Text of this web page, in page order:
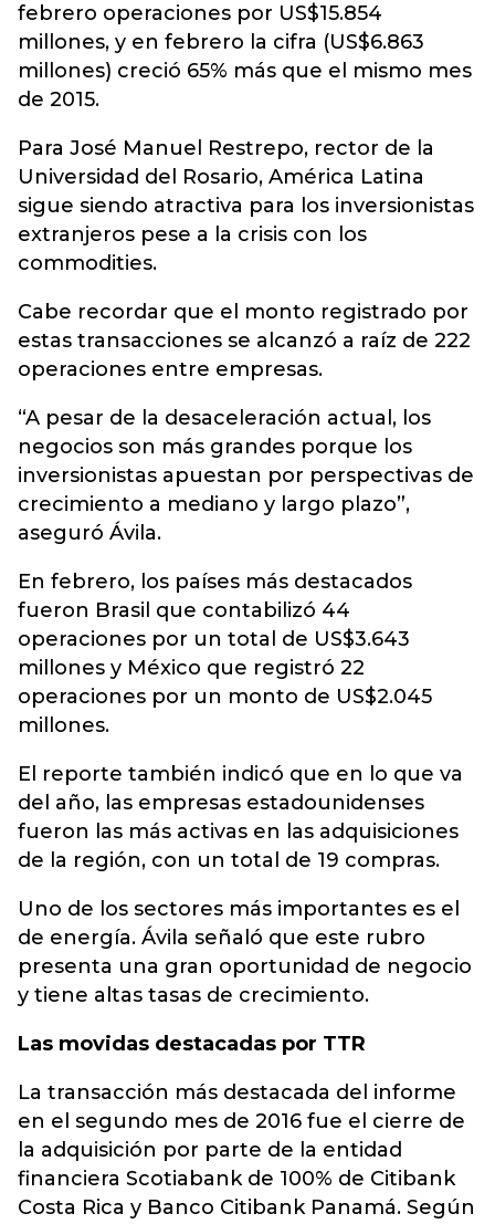
febrero operaciones por US$15.854
millones, y en febrero la cifra (US$6.863
millones) creció 65% más que el mismo mes
de 2015.
Para José Manuel Restrepo, rector de la
Universidad del Rosario, América Latina
sigue siendo atractiva para los inversionistas
extranjeros pese a la crisis con los
commodities.
Cabe recordar que el monto registrado por
estas transacciones se alcanzó a raíz de 222
operaciones entre empresas.
“A pesar de la desaceleración actual, los
negocios son más grandes porque los
inversionistas apuestan por perspectivas de
crecimiento a mediano y largo plazo”,
aseguró Ávila.
En febrero, los países más destacados
fueron Brasil que contabilizó 44
operaciones por un total de US$3.643
millones y México que registró 22
operaciones por un monto de US$2.045
millones.
El reporte también indicó que en lo que va
del año, las empresas estadounidenses
fueron las más activas en las adquisiciones
de la región, con un total de 19 compras.
Uno de los sectores más importantes es el
de energía. Ávila señaló que este rubro
presenta una gran oportunidad de negocio
y tiene altas tasas de crecimiento.
Las movidas destacadas por TTR
La transacción más destacada del informe
en el segundo mes de 2016 fue el cierre de
la adquisición por parte de la entidad
financiera Scotiabank de 100% de Citibank
Costa Rica y Banco Citibank Panamá. Según